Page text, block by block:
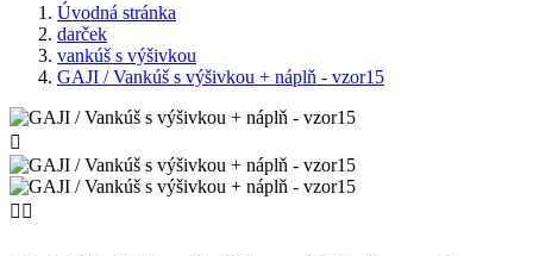
Úvodná stránka
darček
vankúš s výšivkou
GAJI / Vankúš s výšivkou + náplň - vzor15

 